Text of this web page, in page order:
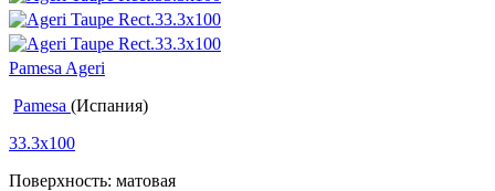
Pamesa Ageri
Pamesa (Испания)
33.3x100
Поверхность: матовая